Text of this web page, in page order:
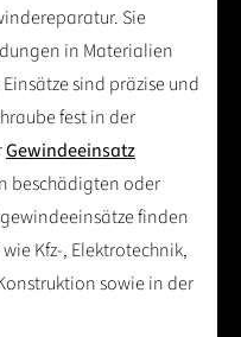
Sie
in Materialien
sind präzise und
fest in der
Gewindeeinsatz
beschädigten oder
finden
Kfz-, Elektrotechnik,
sowie in der